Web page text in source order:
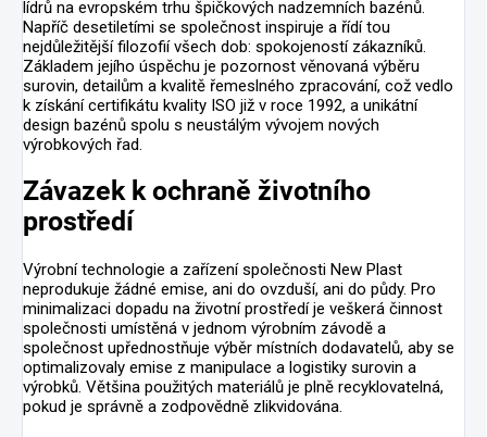
lídrů na evropském trhu špičkových nadzemních bazénů.
Napříč desetiletími se společnost inspiruje a řídí tou
nejdůležitější filozofií všech dob: spokojeností zákazníků.
Základem jejího úspěchu je pozornost věnovaná výběru
surovin, detailům a kvalitě řemeslného zpracování, což vedlo
k získání certifikátu kvality ISO již v roce 1992, a unikátní
design bazénů spolu s neustálým vývojem nových
výrobkových řad.
Závazek k ochraně životního
prostředí
Výrobní technologie a zařízení společnosti New Plast
neprodukuje žádné emise, ani do ovzduší, ani do půdy. Pro
minimalizaci dopadu na životní prostředí je veškerá činnost
společnosti umístěná v jednom výrobním závodě a
společnost upřednostňuje výběr místních dodavatelů, aby se
optimalizovaly emise z manipulace a logistiky surovin a
výrobků. Většina použitých materiálů je plně recyklovatelná,
pokud je správně a zodpovědně zlikvidována.